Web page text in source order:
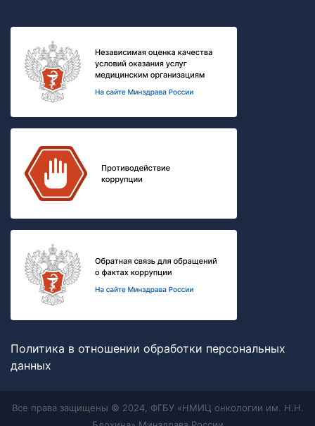
Политика в отношении обработки персональных
данных
Все права защищены © 2024, ФГБУ «НМИЦ онкологии им. Н.Н.